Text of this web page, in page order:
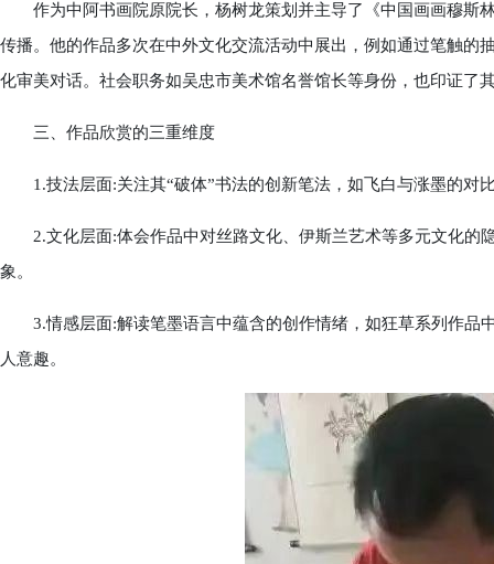
作为中阿书画院原院长，杨树龙策划并主导了《中国画画穆斯
传播。他的作品多次在中外文化交流活动中展出，例如通过笔触的
化审美对话。社会职务如吴忠市美术馆名誉馆长等身份，也印证了
三、作品欣赏的三重维度
1.技法层面:关注其“破体”书法的创新笔法，如飞白与涨墨的对
2.文化层面:体会作品中对丝路文化、伊斯兰艺术等多元文化的
象。
3.情感层面:解读笔墨语言中蕴含的创作情绪，如狂草系列作品
人意趣。